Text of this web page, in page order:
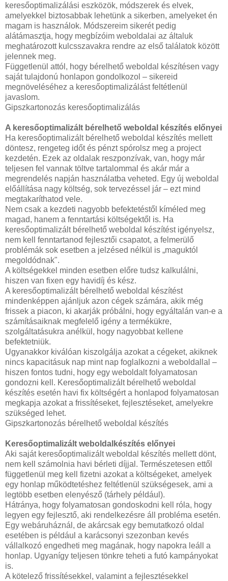
keresőoptimalizálási eszközök, módszerek és elvek,
amelyekkel biztosabbak lehetünk a sikerben, amelyeket én
magam is használok. Módszereim sikerét pedig
alátámasztja, hogy megbízóim weboldalai az általuk
meghatározott kulcsszavakra rendre az első találatok között
jelennek meg.
Függetlenül attól, hogy bérelhető weboldal készítésen vagy
saját tulajdonú honlapon gondolkozol – sikereid
megnöveléséhez a keresőoptimalizálást feltétlenül
javaslom.
Gipszkartonozás keresőoptimalizálás
A keresőoptimalizált bérelhető weboldal készítés előnyei
Ha keresőoptimalizált bérelhető weboldal készítés mellett
döntesz, rengeteg időt és pénzt spórolsz meg a project
kezdetén. Ezek az oldalak reszponzívak, van, hogy már
teljesen fel vannak töltve tartalommal és akár már a
megrendelés napján használatba veheted. Egy új weboldal
előállítása nagy költség, sok tervezéssel jár – ezt mind
megtakaríthatod vele.
Nem csak a kezdeti nagyobb befektetéstől kíméled meg
magad, hanem a fenntartási költségektől is. Ha
keresőoptimalizált bérelhető weboldal készítést igényelsz,
nem kell fenntartanod fejlesztői csapatot, a felmerülő
problémák sok esetben a jelzésed nélkül is „maguktól
megoldódnak".
A költségekkel minden esetben előre tudsz kalkulálni,
hiszen van fixen egy havidíj és kész.
A keresőoptimalizált bérelhető weboldal készítést
mindenképpen ajánljuk azon cégek számára, akik még
frissek a piacon, ki akarják próbálni, hogy egyáltalán van-e a
számításaiknak megfelelő igény a termékükre,
szolgáltatásukra anélkül, hogy nagyobbat kellene
befektetniük.
Ugyanakkor kiválóan kiszolgálja azokat a cégeket, akiknek
nincs kapacitásuk nap mint nap foglalkozni a weboldallal –
hiszen fontos tudni, hogy egy weboldalt folyamatosan
gondozni kell. Keresőoptimalizált bérelhető weboldal
készítés esetén havi fix költségért a honlapod folyamatosan
megkapja azokat a frissítéseket, fejlesztéseket, amelyekre
szükséged lehet.
Gipszkartonozás bérelhető weboldal készítés
Keresőoptimalizált weboldalkészítés előnyei
Aki saját keresőoptimalizált weboldal készítés mellett dönt,
nem kell számolnia havi bérleti díjjal. Természetesen ettől
függetlenül meg kell fizetni azokat a költségeket, amelyek
egy honlap működtetéshez feltétlenül szükségesek, ami a
legtöbb esetben elenyésző (tárhely például).
Hátránya, hogy folyamatosan gondoskodni kell róla, hogy
legyen egy fejlesztő, aki rendelkezésre áll probléma esetén.
Egy webáruháznál, de akárcsak egy bemutatkozó oldal
esetében is például a karácsonyi szezonban kevés
vállalkozó engedheti meg magának, hogy napokra leáll a
honlap. Ugyanígy teljesen tönkre teheti a futó kampányokat
is.
A kötelező frissítésekkel, valamint a fejlesztésekkel